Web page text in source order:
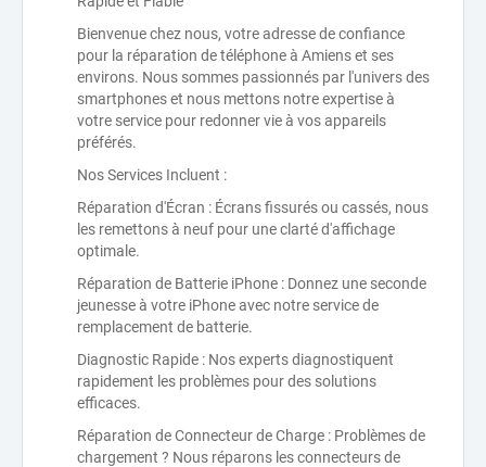
Bienvenue chez nous, votre adresse de confiance
pour la réparation de téléphone à Amiens et ses
environs. Nous sommes passionnés par l'univers des
smartphones et nous mettons notre expertise à
votre service pour redonner vie à vos appareils
préférés.
Nos Services Incluent :
Réparation d'Écran : Écrans fissurés ou cassés, nous
les remettons à neuf pour une clarté d'affichage
optimale.
Réparation de Batterie iPhone : Donnez une seconde
jeunesse à votre iPhone avec notre service de
remplacement de batterie.
Diagnostic Rapide : Nos experts diagnostiquent
rapidement les problèmes pour des solutions
efficaces.
Réparation de Connecteur de Charge : Problèmes de
chargement ? Nous réparons les connecteurs de